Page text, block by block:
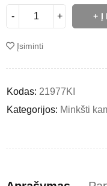
Į
Įsiminti
Kodas: 21977KI
Kategorijos: Minkšti